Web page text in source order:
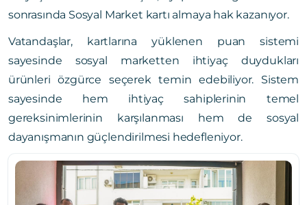
sonrasında Sosyal Market kartı almaya hak kazanıyor.
Vatandaşlar, kartlarına yüklenen puan sistemi
sayesinde sosyal marketten ihtiyaç duydukları
ürünleri özgürce seçerek temin edebiliyor. Sistem
sayesinde hem ihtiyaç sahiplerinin temel
gereksinimlerinin karşılanması hem de sosyal
dayanışmanın güçlendirilmesi hedefleniyor.